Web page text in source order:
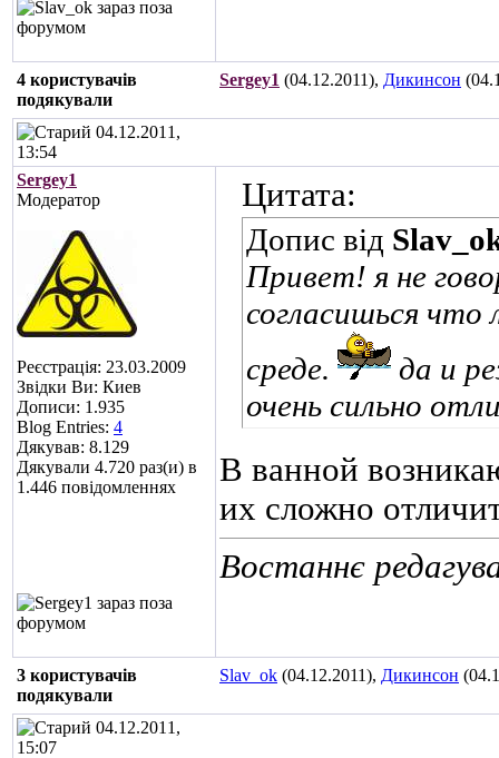
4 користувачів
подякували
Sergey1 (04.12.2011), Дикинсон
04.12.2011,
13:54
Sergey1
Модератор
Реєстрація: 23.03.2009
Звідки Ви: Киев
Дописи: 1.935
Blog Entries: 4
Дякував: 8.129
Дякували 4.720 раз(и) в
1.446 повідомленнях
Цитата:
Допис від
Привет! я не
согласишься что
среде.
да и
очень сильно
В ванной
их сложно
Востаннє
3 користувачів
подякували
Slav_ok (04.12.2011), Дикинсон
04.12.2011,
15:07